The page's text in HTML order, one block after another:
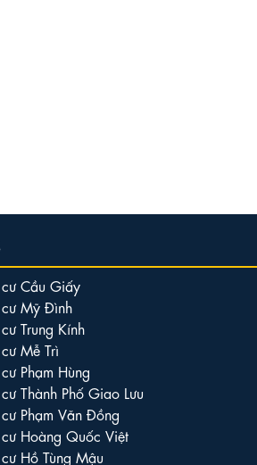
Cầu Giấy
Mỹ Đình
Trung Kính
Mễ Trì
Phạm Hùng
Thành Phố Giao Lưu
Phạm Văn Đồng
Hoàng Quốc Việt
Hồ Tùng Mậu